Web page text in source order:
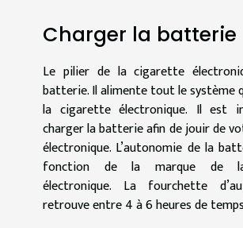
Charger la batterie
Le pilier de la cigarette
batterie. Il alimente tout le système
la cigarette électronique. Il est
charger la batterie afin de jouir de
électronique. L’autonomie de la
fonction de la marque de
électronique. La fourchette
retrouve entre 4 à 6 heures de